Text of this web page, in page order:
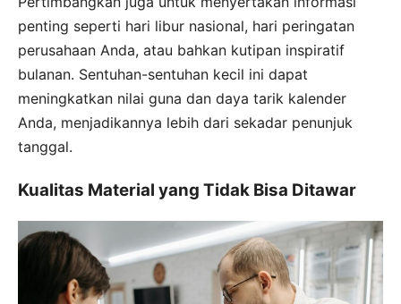
penting seperti hari libur nasional, hari peringatan
perusahaan Anda, atau bahkan kutipan inspiratif
bulanan. Sentuhan-sentuhan kecil ini dapat
meningkatkan nilai guna dan daya tarik kalender
Anda, menjadikannya lebih dari sekadar penunjuk
tanggal.
Kualitas Material yang Tidak Bisa Ditawar